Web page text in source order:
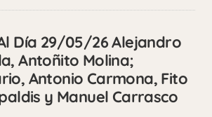
Día 29/05/26 Alejandro
Antoñito Molina;
Antonio Carmona, Fito
y Manuel Carrasco